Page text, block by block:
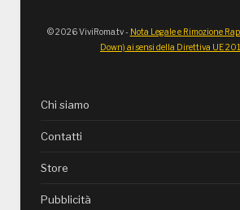
© 2026 ViviRoma.tv - Nota Legale e Rimozione
Down) ai sensi della Direttiva UE
Chi siamo
Contatti
Store
Pubblicità